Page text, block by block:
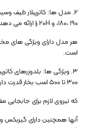
180، 190، و 20H را ارائه می دهد.
هر مدل دارای ویژگی های
است.
3. ویژگی ها: بلدوزرهای
300 تا 500 اسب بخار قدرت دارند
که نیروی لازم برای جابجایی
آنها همچنین دارای گیربکس